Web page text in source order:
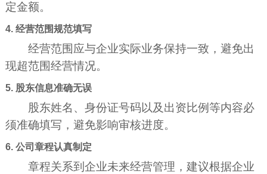
定金额。
4. 经营范围规范填写
经营范围应与企业实际业务保持一致，避免出
现超范围经营情况。
5. 股东信息准确无误
股东姓名、身份证号码以及出资比例等内容必
须准确填写，避免影响审核进度。
6. 公司章程认真制定
章程关系到企业未来经营管理，建议根据企业